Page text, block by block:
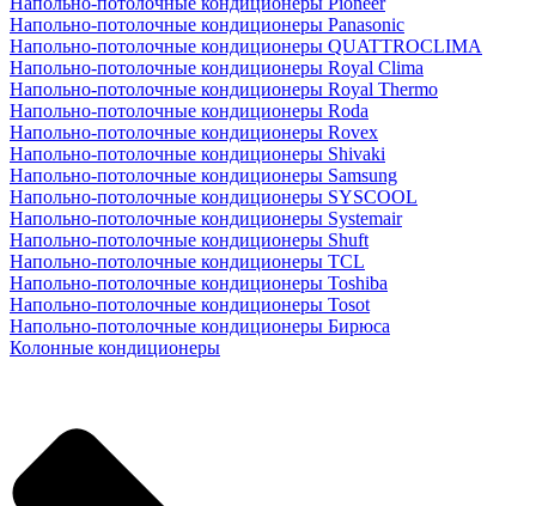
Напольно-потолочные кондиционеры Panasonic
Напольно-потолочные кондиционеры QUATTROCLIMA
Напольно-потолочные кондиционеры Royal Clima
Напольно-потолочные кондиционеры Royal Thermo
Напольно-потолочные кондиционеры Roda
Напольно-потолочные кондиционеры Rovex
Напольно-потолочные кондиционеры Shivaki
Напольно-потолочные кондиционеры Samsung
Напольно-потолочные кондиционеры SYSCOOL
Напольно-потолочные кондиционеры Systemair
Напольно-потолочные кондиционеры Shuft
Напольно-потолочные кондиционеры TCL
Напольно-потолочные кондиционеры Toshiba
Напольно-потолочные кондиционеры Tosot
Напольно-потолочные кондиционеры Бирюса
Колонные кондиционеры